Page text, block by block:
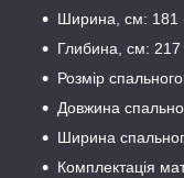
Ширина, см: 181
Глибина, см: 217
Розмір
Довжина
Ширина
Комплектація